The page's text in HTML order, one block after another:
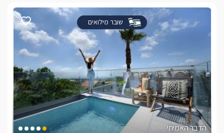
שובר מילואים
הדבר האמיתי